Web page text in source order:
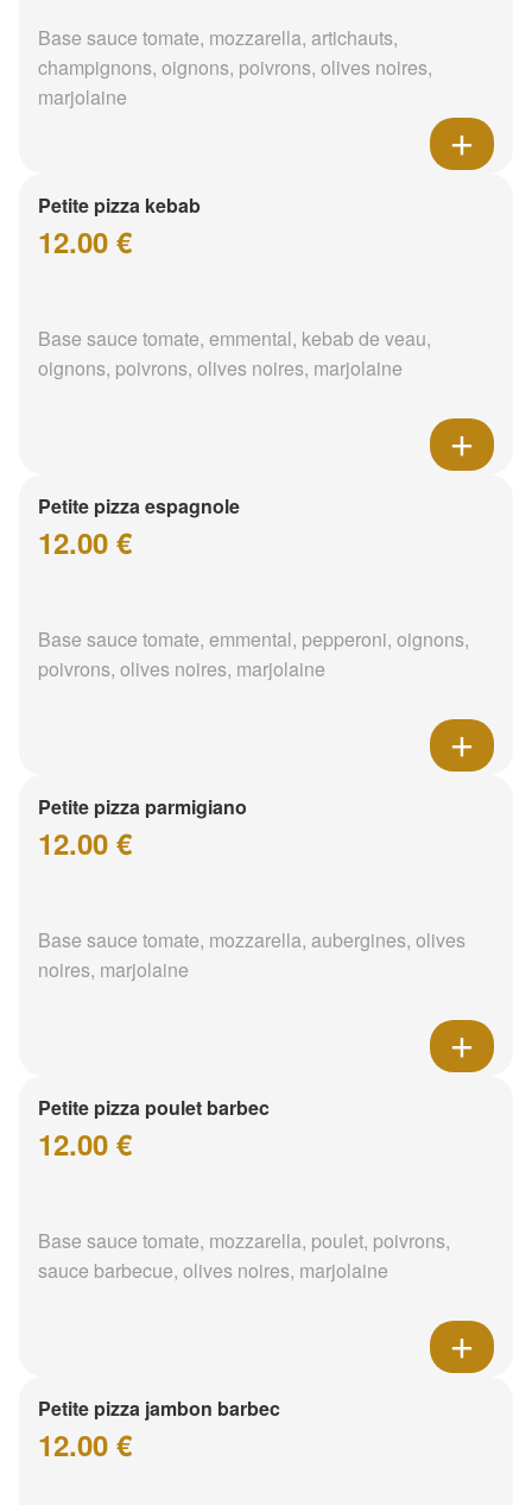
Base sauce tomate, mozzarella, artichauts,
champignons, oignons, poivrons, olives noires,
marjolaine
Petite pizza kebab
12.00 €
Base sauce tomate, emmental, kebab de veau,
oignons, poivrons, olives noires, marjolaine
Petite pizza espagnole
12.00 €
Base sauce tomate, emmental, pepperoni, oignons,
poivrons, olives noires, marjolaine
Petite pizza parmigiano
12.00 €
Base sauce tomate, mozzarella, aubergines, olives
noires, marjolaine
Petite pizza poulet barbec
12.00 €
Base sauce tomate, mozzarella, poulet, poivrons,
sauce barbecue, olives noires, marjolaine
Petite pizza jambon barbec
12.00 €